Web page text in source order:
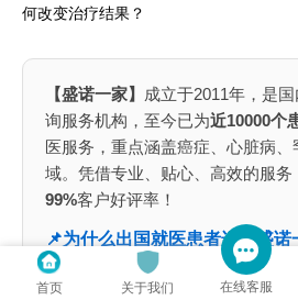
何改变治疗结果？
【盛诺一家】
成立于2011年，是
询服务机构，至今已为近10000个
医服务，重点涵盖癌症、心脏病
域。凭借专业、贴心、高效的服务
99%客户好评率！
📌为什么出国就医患者选择盛诺
全球就医：覆盖中、美、英、日
首页 关于我们 在线客服